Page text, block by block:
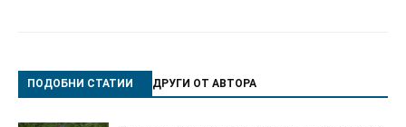
ПОДОБНИ СТАТИИ ДРУГИ ОТ АВТОРА